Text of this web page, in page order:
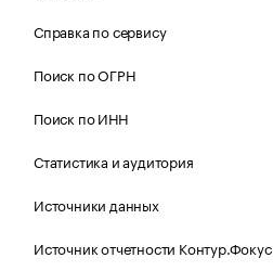
Справка по сервису
Поиск по ОГРН
Поиск по ИНН
Статистика и аудитория
Источники данных
Источник отчетности Контур.Фокус